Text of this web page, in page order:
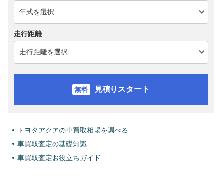
走行距離
見積りスタート
トヨタアクアの車買取相場を調べる
車買取査定の基礎知識
車買取査定お役立ちガイド